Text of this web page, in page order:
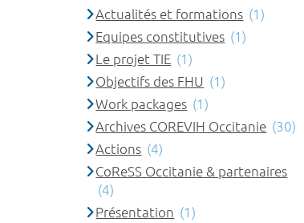
Actualités et formations (1)
Equipes constitutives (1)
Le projet TIE (1)
Objectifs des FHU (1)
Work packages (1)
Archives COREVIH Occitanie (30)
Actions (4)
CoReSS Occitanie & partenaires
(4)
Présentation (1)